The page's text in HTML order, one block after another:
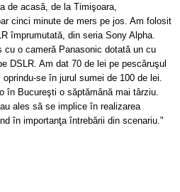
de acasă, de la Timişoara,
cinci minute de mers pe jos. Am folosit
împrumutată, din seria Sony Alpha.
o cameră Panasonic dotată un cu
DSLR. Am dat 70 de lei pe pescăruşul
se în jurul sumei de 100 de lei.
în Bucureşti o săptămână mai târziu.
ales să se implice în realizarea
în importanţa întrebării din scenariu."